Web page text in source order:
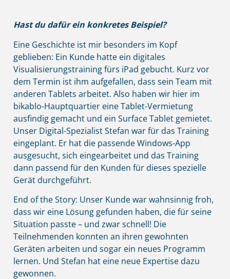
Hast du dafür ein konkretes Beispiel?
Eine Geschichte ist mir besonders im Kopf
geblieben: Ein Kunde hatte ein digitales
Visualisierungstraining fürs iPad gebucht. Kurz vor
dem Termin ist ihm aufgefallen, dass sein Team mit
anderen Tablets arbeitet. Also haben wir hier im
bikablo-Hauptquartier eine Tablet-Vermietung
ausfindig gemacht und ein Surface Tablet gemietet.
Unser Digital-Spezialist Stefan war für das Training
eingeplant. Er hat die passende Windows-App
ausgesucht, sich eingearbeitet und das Training
dann passend für den Kunden für dieses spezielle
Gerät durchgeführt.
End of the Story: Unser Kunde war wahnsinnig froh,
dass wir eine Lösung gefunden haben, die für seine
Situation passte – und zwar schnell! Die
Teilnehmenden konnten an ihren gewohnten
Geräten arbeiten und sogar ein neues Programm
lernen. Und Stefan hat eine neue Expertise dazu
gewonnen.